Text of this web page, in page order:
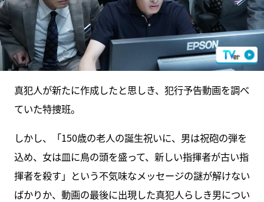
真犯人が新たに作成したと思しき、犯行予告動画を調べ
ていた特捜班。
しかし、「150歳の老人の誕生祝いに、男は祝砲の弾を
込め、女は皿に鳥の頭を盛って、新しい指揮者が古い指
揮者を殺す」という不気味なメッセージの謎が解けない
ばかりか、動画の最後に出現した真犯人らしき男につい